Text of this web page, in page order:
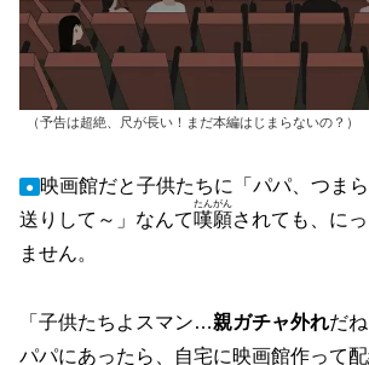
（予告は超絶、尺が長い！まだ本編はじまらないの？）
● 映画館だと子供たちに「パパ、つま
送りして～」なんて嘆願
たんがん
されても、に
ません。
「子供たちよスマン…親ガチャ外れだ
パパにあったら、自宅に映画館作って